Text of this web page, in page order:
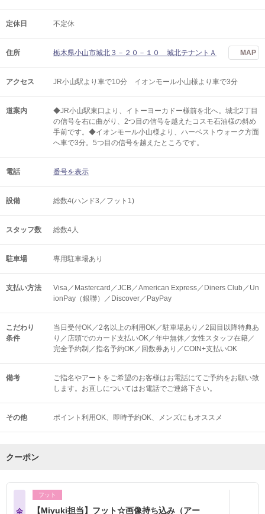
定休日 不定休
住所 栃木県小山市城北３－２０－１０ 城北テナントＡ MAP
アクセス JR小山駅より車で10分 イオンモール小山様より車で3分
道案内
◆JR小山駅東口より、イトーヨーカドー様前を北へ。城北2丁目
の信号を右に曲がり、2つ目の信号を越えたコスモ石油様の斜め
手前です。◆イオンモール小山様より、ハーベストウォーク方面
へ車で3分。5つ目の信号を越えたところです。
電話 番号を表示
設備 総数4(ハンド3／フット1)
スタッフ数 総数4人
駐車場 専用駐車場あり
支払い方法
Visa／Mastercard／JCB／American Express／Diners Club／Un
ionPay（銀聯）／Discover／PayPay
こだわり
条件
当日受付OK／2名以上の利用OK／駐車場あり／2回目以降特典あ
り／店頭でのカード支払いOK／年中無休／女性スタッフ在籍／
完全予約制／指名予約OK／回数券あり／COIN+支払いOK
備考
ご指名やアートをご希望のお客様はお電話にてご予約をお願い致
します。お直しについてはお電話でご連絡下さい。
その他 ポイント利用OK 即時予約OK メンズにもオススメ
クーポン
全
フット
【Miyuki担当】フット☆画像持ち込み（アー